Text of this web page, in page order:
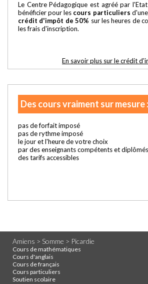
Le Centre Pédagogique est agréé par
bénéficier pour les cours particuliers d'une
crédit d'impôt de 50% sur les heures de
les frais d'inscription.
En savoir plus sur le crédit
Des cours vraiment sur mesure :
pas de forfait imposé
pas de rythme imposé
le jour et l'heure de votre choix
par des enseignants compétents et diplômés
des tarifs accessibles
Amiens > Somme > Picardie
Cours de mathématiques
Cours d'anglais
Cours de français
Cours particuliers
Soutien scolaire